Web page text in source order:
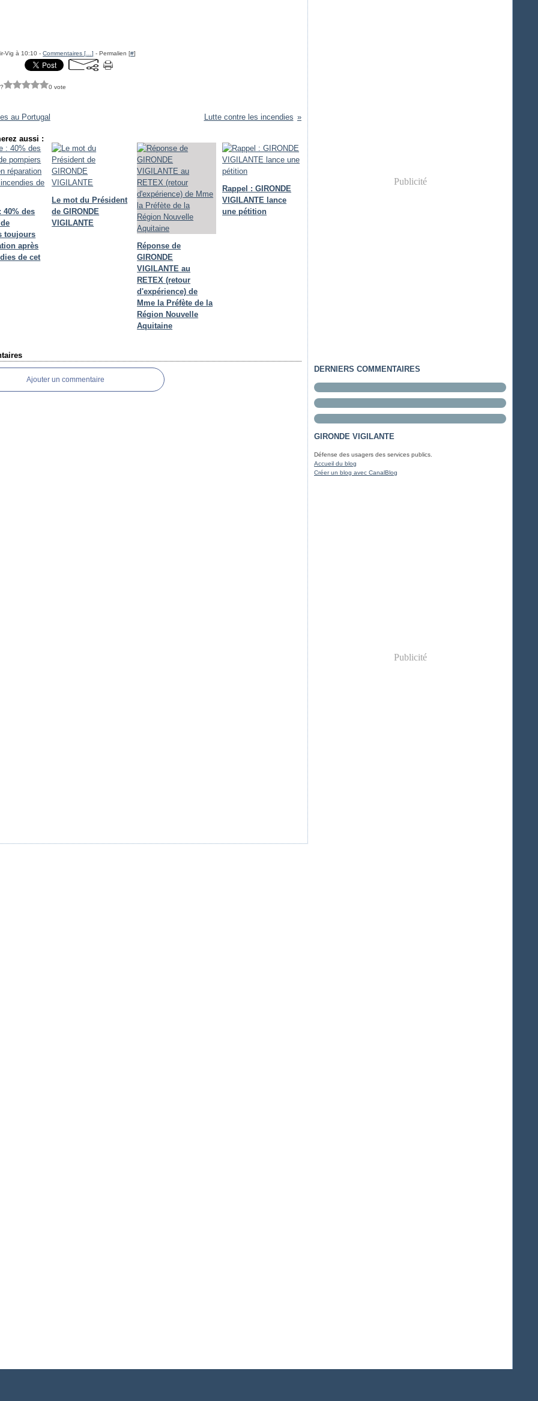
Vig à 10:10 -Commentaires [ …] - Permalien [#]
0 vote
au Portugal Lutte contre les incendies
aussi :
40% des
toujours
après
de cet
Le mot du Président
de GIRONDE
VIGILANTE
Réponse de
GIRONDE
VIGILANTE au
RETEX (retour
d'expérience) de
Mme la Préfète de la
Région Nouvelle
Aquitaine
Rappel : GIRONDE
VIGILANTE lance
une pétition
Ajouter un commentaire
Publicité
DERNIERS COMMENTAIRES
GIRONDE VIGILANTE
Défense des usagers des services publics.
Accueil du blog
Créer un blog avec CanalBlog
Publicité